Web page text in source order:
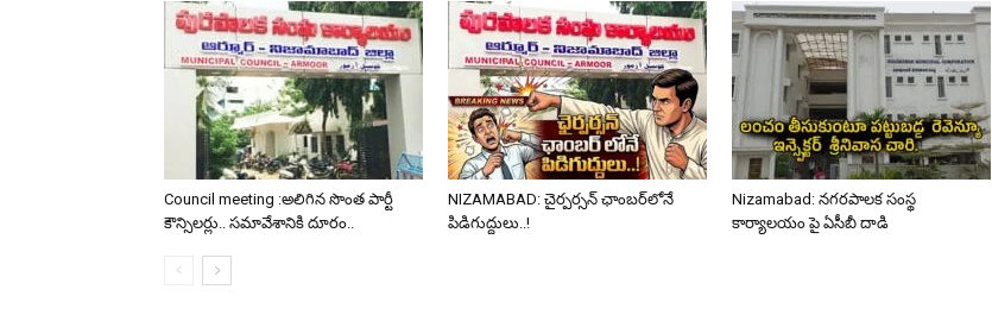
Council meeting :అలిగిన సొంత పార్టీ
కౌన్సిలర్లు.. సమావేశానికి దూరం..
NIZAMABAD: చైర్పర్సన్ ఛాంబర్‌లోనే
పిడిగుద్దులు..!
Nizamabad: నగరపాలక సంస్థ
కార్యాలయం పై ఏసీబీ దాడి